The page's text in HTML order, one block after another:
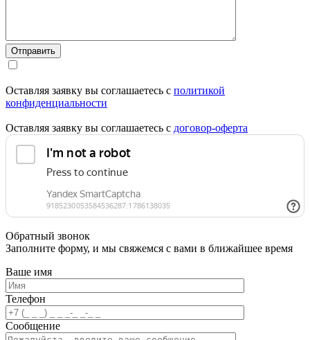
Отправить
Оставляя заявку вы соглашаетесь с политикой
конфиденциальности
Оставляя заявку вы соглашаетесь с договор-оферта
Обратный звонок
Заполните форму, и мы свяжемся с вами в ближайшее время
Ваше имя
Телефон
Сообщение